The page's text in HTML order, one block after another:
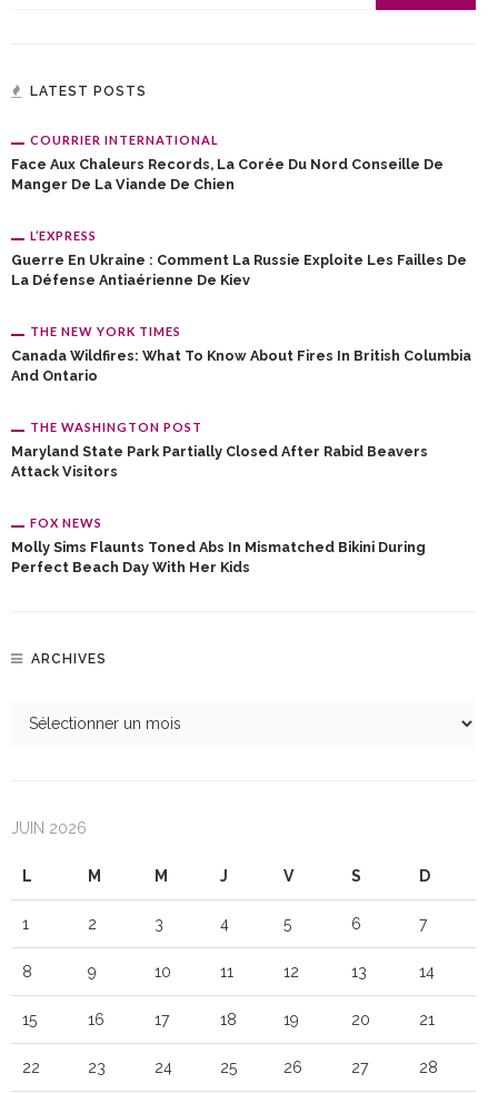
LATEST POSTS
COURRIER INTERNATIONAL
Face Aux Chaleurs Records, La Corée Du Nord Conseille De
Manger De La Viande De Chien
L’EXPRESS
Guerre En Ukraine : Comment La Russie Exploite Les Failles De
La Défense Antiaérienne De Kiev
THE NEW YORK TIMES
Canada Wildfires: What To Know About Fires In British Columbia
And Ontario
THE WASHINGTON POST
Maryland State Park Partially Closed After Rabid Beavers
Attack Visitors
FOX NEWS
Molly Sims Flaunts Toned Abs In Mismatched Bikini During
Perfect Beach Day With Her Kids
ARCHIVES
JUIN 2026
L M M J V S D
1 2 3 4 5 6 7
8 9 10 11 12 13 14
15 16 17 18 19 20 21
22 23 24 25 26 27 28